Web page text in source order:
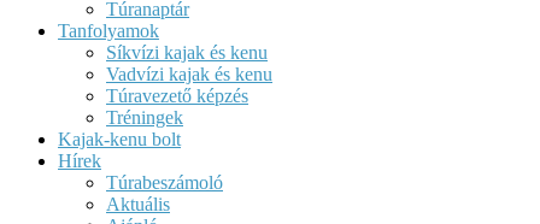
Túranaptár
Tanfolyamok
Síkvízi kajak és kenu
Vadvízi kajak és kenu
Túravezető képzés
Tréningek
Kajak-kenu bolt
Hírek
Túrabeszámoló
Aktuális